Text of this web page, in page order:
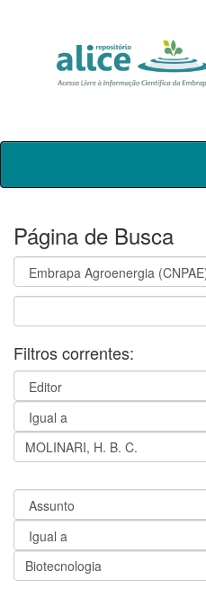
Skip
Página de Busca
Filtros correntes: